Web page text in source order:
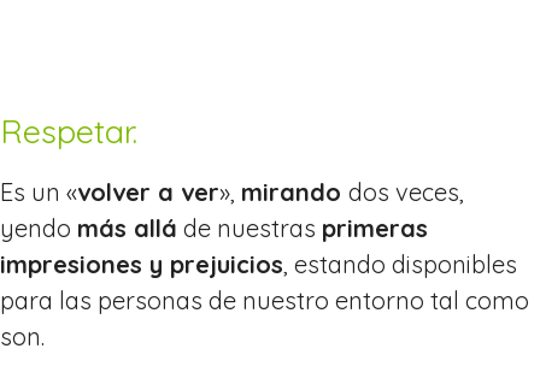
Respetar.
Es un «volver a ver», mirando dos veces,
yendo más allá de nuestras primeras
impresiones y prejuicios , estando disponibles
para las personas de nuestro entorno tal como
son.